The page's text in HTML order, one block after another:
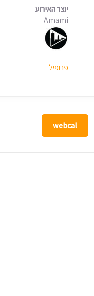
יוצר האירוע
Amami
פרופיל
webcal